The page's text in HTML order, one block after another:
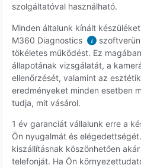
szolgáltatóval használható.
Minden általunk kínált
M360 Diagnostics
i
tökéletes működést. Ez
állapotának vizsgálatát, a
ellenőrzését, valamint az
eredményeket minden esetben
tudja, mit vásárol.
1 év garanciát vállalunk erre a
Ön nyugalmát és
kiszállításnak köszönhetően
telefonját. Ha Ön